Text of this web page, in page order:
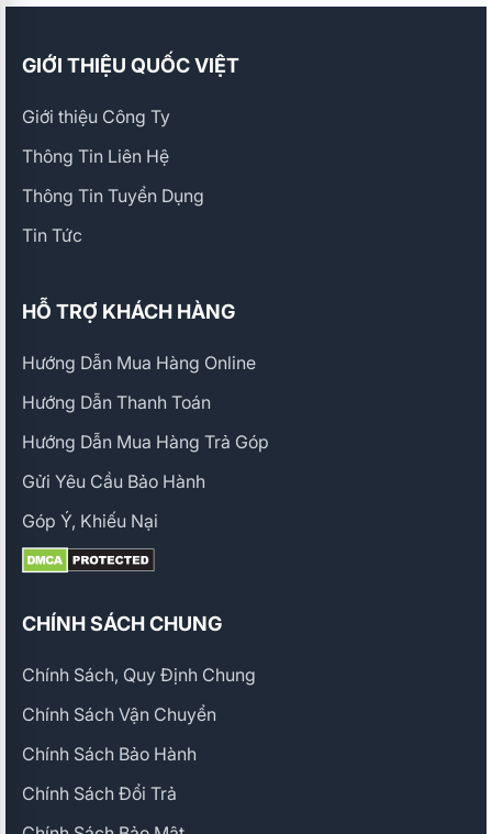
GIỚI THIỆU QUỐC VIỆT
Giới thiệu Công Ty
Thông Tin Liên Hệ
Thông Tin Tuyển Dụng
Tin Tức
HỖ TRỢ KHÁCH HÀNG
Hướng Dẫn Mua Hàng Online
Hướng Dẫn Thanh Toán
Hướng Dẫn Mua Hàng Trả Góp
Gửi Yêu Cầu Bảo Hành
Góp Ý, Khiếu Nại
CHÍNH SÁCH CHUNG
Chính Sách, Quy Định Chung
Chính Sách Vận Chuyển
Chính Sách Bảo Hành
Chính Sách Đổi Trả